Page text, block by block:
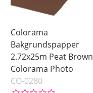
Colorama
Bakgrundspapper
2.72x25m Peat Brown
Colorama Photo
CO-0280